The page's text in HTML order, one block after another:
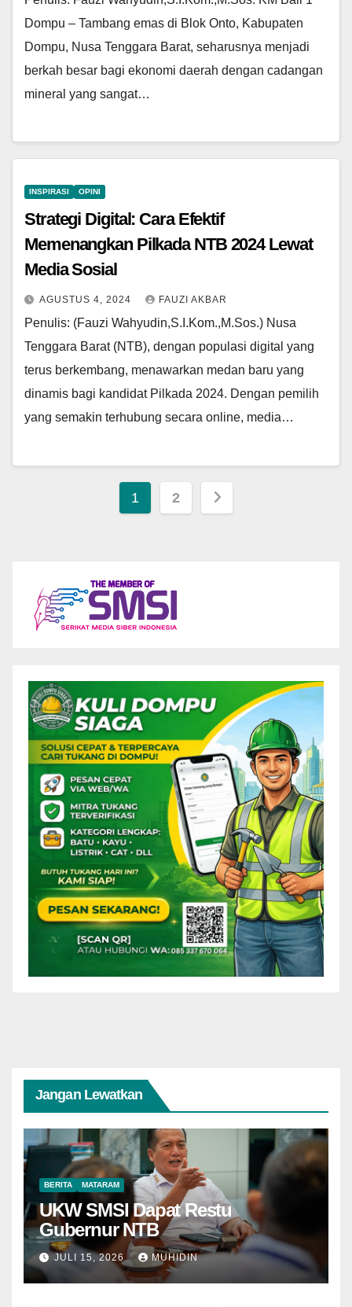
Dompu – Tambang emas di Blok Onto, Kabupaten
Dompu, Nusa Tenggara Barat, seharusnya menjadi
berkah besar bagi ekonomi daerah dengan cadangan
mineral yang sangat…
INSPIRASI OPINI
Strategi Digital: Cara Efektif
Memenangkan Pilkada NTB 2024 Lewat
Media Sosial
AGUSTUS 4, 2024 FAUZI AKBAR
Penulis: (Fauzi Wahyudin,S.I.Kom.,M.Sos.) Nusa
Tenggara Barat (NTB), dengan populasi digital yang
terus berkembang, menawarkan medan baru yang
dinamis bagi kandidat Pilkada 2024. Dengan pemilih
yang semakin terhubung secara online, media…
Paginasi
1 2
Jangan Lewatkan
BERITA MATARAM
UKW SMSI Dapat Restu
Gubernur NTB
JULI 15, 2026 MUHIDIN